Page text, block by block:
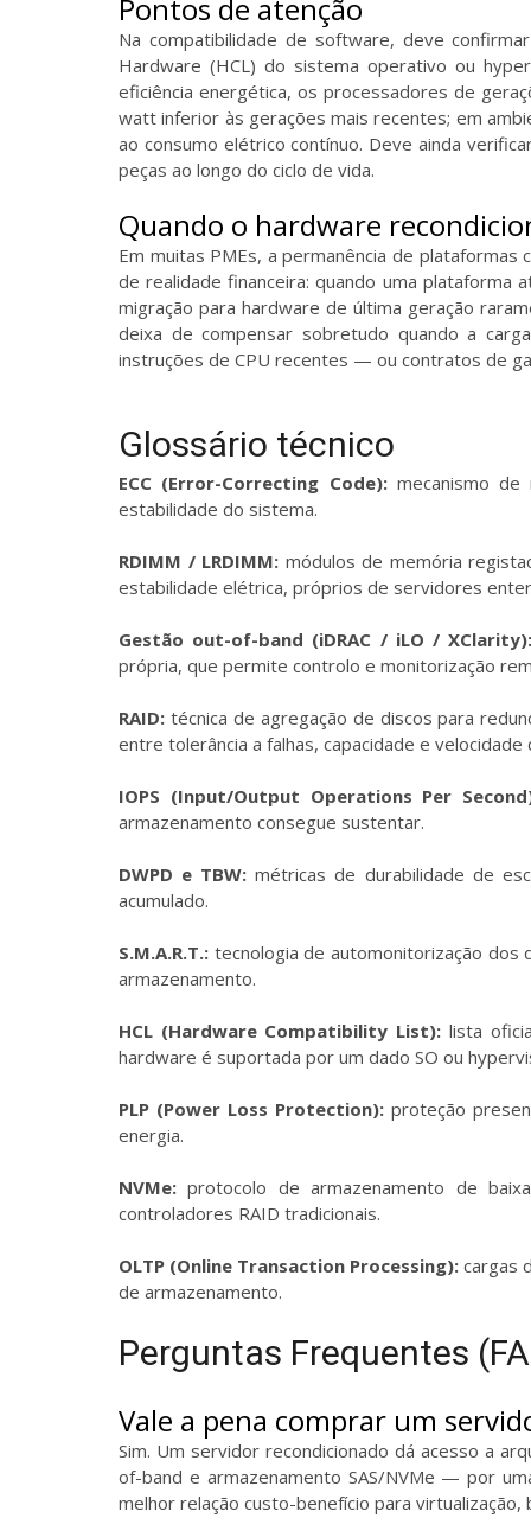
Pontos de atenção
Na compatibilidade de software, deve
Hardware (HCL) do sistema operativo ou
eficiência energética, os processadores de
watt inferior às gerações mais recentes; em
ao consumo elétrico contínuo. Deve ainda
peças ao longo do ciclo de vida.
Quando o hardware
Em muitas PMEs, a permanência de
de realidade financeira: quando uma plataforma
migração para hardware de última geração
deixa de compensar sobretudo quando a
instruções de CPU recentes — ou contratos de
Glossário técnico
ECC (Error-Correcting Code): mecanismo
estabilidade do sistema.
RDIMM / LRDIMM: módulos de memória
estabilidade elétrica, próprios de servidores
Gestão out-of-band (iDRAC / iLO / XClarity):
própria, que permite controlo e monitorização
RAID: técnica de agregação de discos para
entre tolerância a falhas, capacidade e
IOPS (Input/Output Operations Per
armazenamento consegue sustentar.
DWPD e TBW: métricas de durabilidade de
acumulado.
S.M.A.R.T.: tecnologia de automonitorização
armazenamento.
HCL (Hardware Compatibility List): lista
hardware é suportada por um dado SO ou
PLP (Power Loss Protection): proteção
energia.
NVMe: protocolo de armazenamento de
controladores RAID tradicionais.
OLTP (Online Transaction Processing): cargas
de armazenamento.
Perguntas Frequentes
Vale a pena comprar um
Sim. Um servidor recondicionado dá acesso a
of-band e armazenamento SAS/NVMe — por
melhor relação custo-benefício para